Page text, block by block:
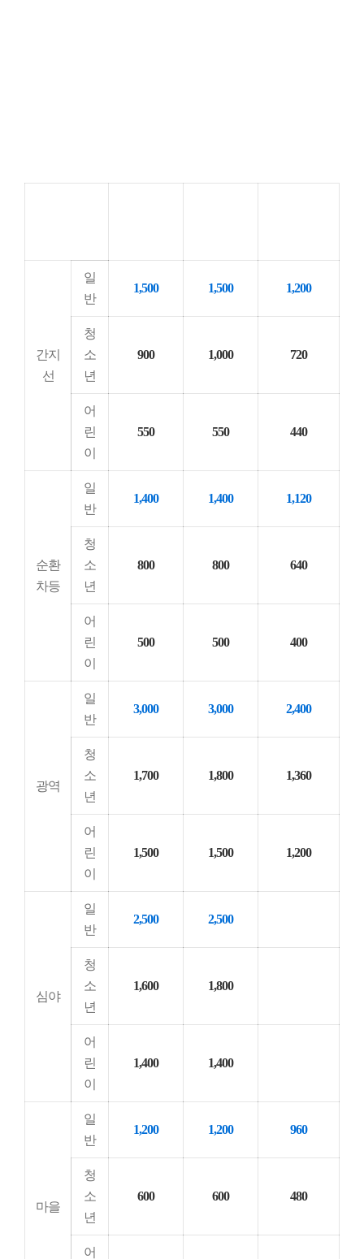
간지
선
일
반
1,500 1,500 1,200
청
소
년
900 1,000 720
어
린
이
550 550 440
순환
차등
일
반
1,400 1,400 1,120
청
소
년
800 800 640
어
린
이
500 500 400
광역
일
반
3,000 3,000 2,400
청
소
년
1,700 1,800 1,360
어
린
이
1,500 1,500 1,200
심야
일
반
2,500 2,500
청
소
년
1,600 1,800
어
린
이
1,400 1,400
마을
일
반
1,200 1,200 960
청
소
년
600 600 480
어